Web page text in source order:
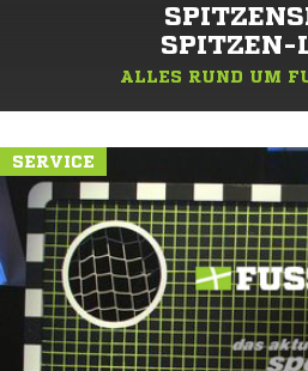
SPITZEN-
ALLES RUND UM
SERVICE